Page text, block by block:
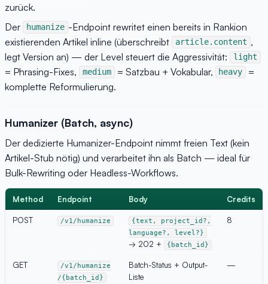
zurück.
Der
humanize -Endpoint rewritet einen bereits in Rankion
existierenden Artikel inline (überschreibt
article.content ,
legt Version an) — der Level steuert die Aggressivität:
light
= Phrasing-Fixes, medium = Satzbau + Vokabular, heavy
=
komplette Reformulierung.
Humanizer (Batch, async)
Der dedizierte Humanizer-Endpoint nimmt freien Text (kein
Artikel-Stub nötig) und verarbeitet ihn als Batch — ideal für
Bulk-Rewriting oder Headless-Workflows.
Method Endpoint Body Credits
POST /v1/humanize
{text, project_id?,
language?, level?}
→ 202 + {batch_id}
8
GET
/v1/humanize
/{batch_id}
Batch-Status + Output-
Liste
—